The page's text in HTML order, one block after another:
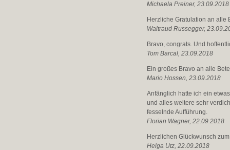
Michaela Preiner, 23.09.2018
Herzliche Gratulation an alle
Waltraud Russegger,
Bravo, congrats. Und
Tom Barcal, 23.09.2018
Ein großes Bravo an alle
Mario Hossen, 23.09.2018
Anfänglich hatte ich ein
und alles weitere sehr
fesselnde Aufführung.
Florian Wagner, 22.09.2018
Herzlichen Glückwunsch
Helga Utz, 22.09.2018